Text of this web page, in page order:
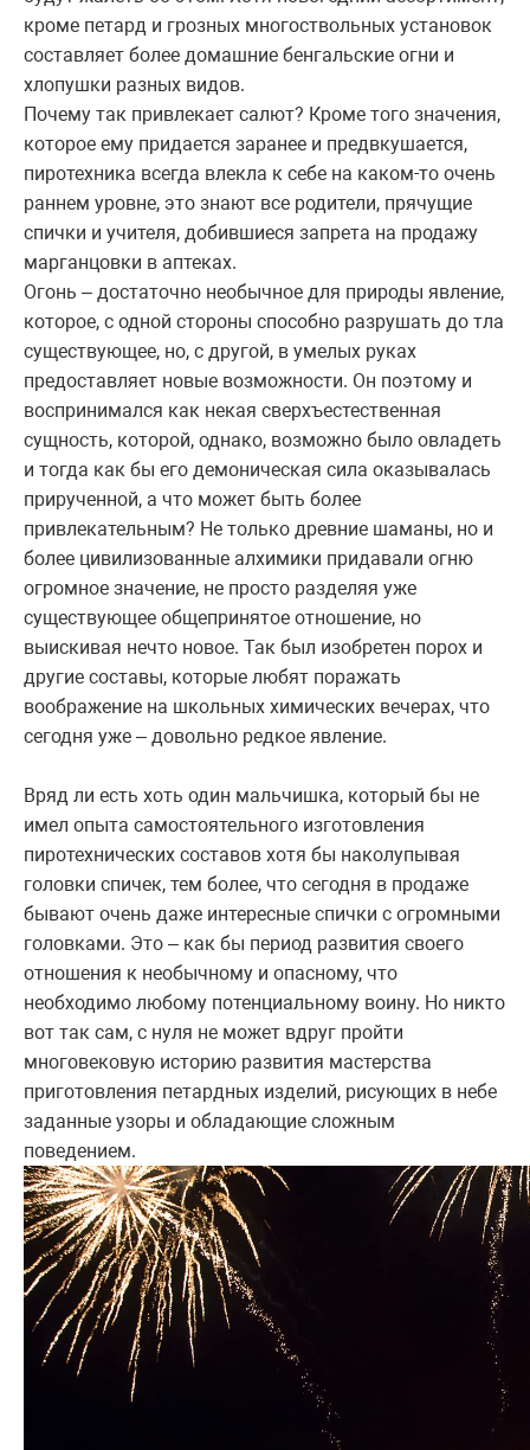
кроме петард и грозных многоствольных установок
составляет более домашние бенгальские огни и
хлопушки разных видов.
Почему так привлекает салют? Кроме того значения,
которое ему придается заранее и предвкушается,
пиротехника всегда влекла к себе на каком-то очень
раннем уровне, это знают все родители, прячущие
спички и учителя, добившиеся запрета на продажу
марганцовки в аптеках.
Огонь – достаточно необычное для природы явление,
которое, с одной стороны способно разрушать до тла
существующее, но, с другой, в умелых руках
предоставляет новые возможности. Он поэтому и
воспринимался как некая сверхъестественная
сущность, которой, однако, возможно было овладеть
и тогда как бы его демоническая сила оказывалась
прирученной, а что может быть более
привлекательным? Не только древние шаманы, но и
более цивилизованные алхимики придавали огню
огромное значение, не просто разделяя уже
существующее общепринятое отношение, но
выискивая нечто новое. Так был изобретен порох и
другие составы, которые любят поражать
воображение на школьных химических вечерах, что
сегодня уже – довольно редкое явление.
Вряд ли есть хоть один мальчишка, который бы не
имел опыта самостоятельного изготовления
пиротехнических составов хотя бы наколупывая
головки спичек, тем более, что сегодня в продаже
бывают очень даже интересные спички с огромными
головками. Это – как бы период развития своего
отношения к необычному и опасному, что
необходимо любому потенциальному воину. Но никто
вот так сам, с нуля не может вдруг пройти
многовековую историю развития мастерства
приготовления петардных изделий, рисующих в небе
заданные узоры и обладающие сложным
поведением.